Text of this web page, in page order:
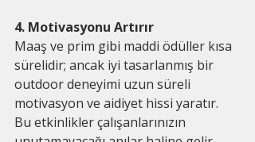
4. Motivasyonu Artırır
Maaş ve prim gibi maddi ödüller kısa
sürelidir; ancak iyi tasarlanmış bir
outdoor deneyimi uzun süreli
motivasyon ve aidiyet hissi yaratır.
Bu etkinlikler çalışanlarınızın